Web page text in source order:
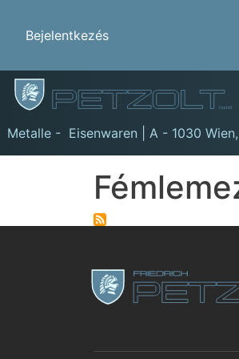
Benutzermenü
Bejelentkezés
GmbH
Metalle - Eisenwaren | A - 1030 Wien,